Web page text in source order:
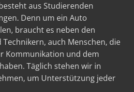
aus Studierenden
Denn um ein Auto
braucht es neben den
auch Menschen, die
Kommunikation und dem
Täglich stehen wir in
um Unterstützung jeder